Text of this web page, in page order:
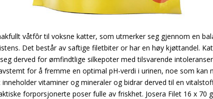
våtfôr til voksne katter, som utmerker seg gjennom en
Det består av saftige filetbiter or har en høy kjøttandel.
derved for ømfindtlige silkepoter med tilsvarende
for å fremme en optimal pH-verdi i urinen, noe som kan
inneholder vitaminer og mineraler og bidrar derved til en
forporsjonerte poser fulle av friskhet. Josera Filet 16 x 70